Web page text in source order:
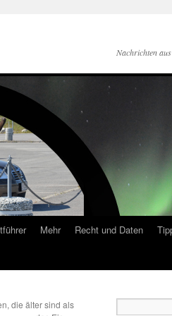
Nachrichten
Mehr Recht und Daten
die älter sind als